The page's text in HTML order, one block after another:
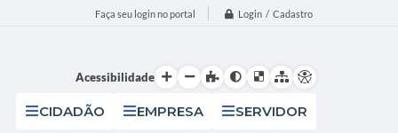
Faça seu login no portal Login / Cadastro
Acessibilidade
CIDADÃO EMPRESA SERVIDOR